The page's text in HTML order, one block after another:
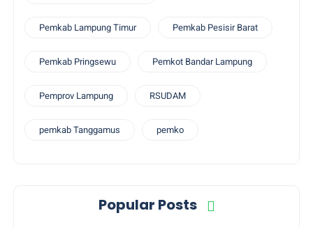
Pemkab Lampung Timur Pemkab Pesisir Barat
Pemkab Pringsewu Pemkot Bandar Lampung
Pemprov Lampung RSUDAM
pemkab Tanggamus pemko
Popular Posts